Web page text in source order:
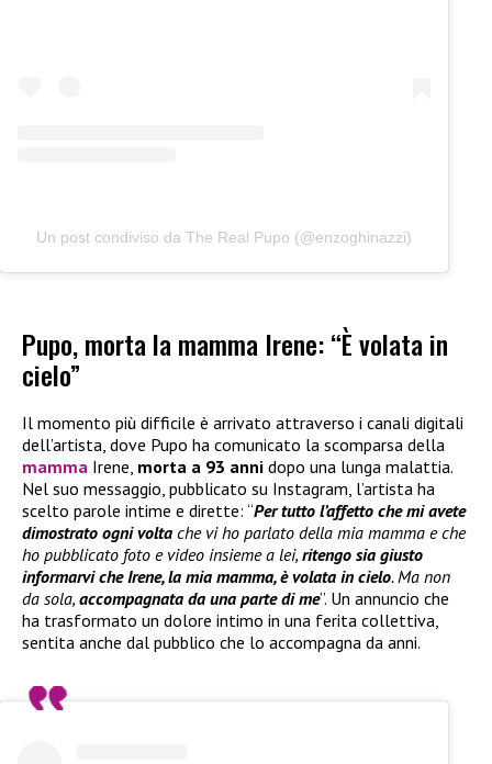
Un post condiviso da The Real Pupo (@enzoghinazzi)
Pupo, morta la mamma Irene: “È volata in
cielo”
Il momento più difficile è arrivato attraverso i canali digitali
dell’artista, dove Pupo ha comunicato la scomparsa della
mamma Irene, morta a 93 anni dopo una lunga malattia.
Nel suo messaggio, pubblicato su Instagram, l’artista ha
scelto parole intime e dirette: “Per tutto l’affetto che mi avete
dimostrato ogni volta che vi ho parlato della mia mamma e che
ho pubblicato foto e video insieme a lei, ritengo sia giusto
informarvi che Irene, la mia mamma, è volata in cielo. Ma non
da sola, accompagnata da una parte di me”. Un annuncio che
ha trasformato un dolore intimo in una ferita collettiva,
sentita anche dal pubblico che lo accompagna da anni.